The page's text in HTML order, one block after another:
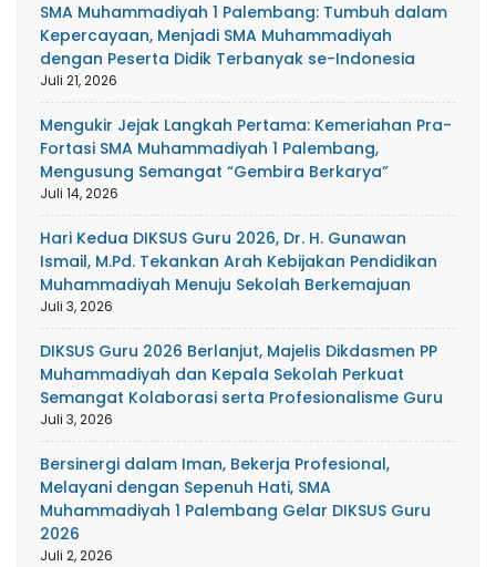
SMA Muhammadiyah 1 Palembang: Tumbuh dalam
Kepercayaan, Menjadi SMA Muhammadiyah
dengan Peserta Didik Terbanyak se-Indonesia
Juli 21, 2026
Mengukir Jejak Langkah Pertama: Kemeriahan Pra-
Fortasi SMA Muhammadiyah 1 Palembang,
Mengusung Semangat “Gembira Berkarya”
Juli 14, 2026
Hari Kedua DIKSUS Guru 2026, Dr. H. Gunawan
Ismail, M.Pd. Tekankan Arah Kebijakan Pendidikan
Muhammadiyah Menuju Sekolah Berkemajuan
Juli 3, 2026
DIKSUS Guru 2026 Berlanjut, Majelis Dikdasmen PP
Muhammadiyah dan Kepala Sekolah Perkuat
Semangat Kolaborasi serta Profesionalisme Guru
Juli 3, 2026
Bersinergi dalam Iman, Bekerja Profesional,
Melayani dengan Sepenuh Hati, SMA
Muhammadiyah 1 Palembang Gelar DIKSUS Guru
2026
Juli 2, 2026